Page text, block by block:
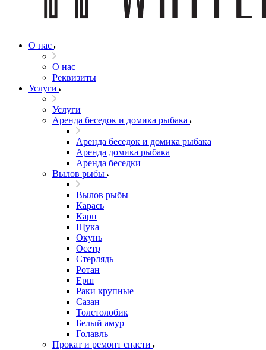
О нас
О нас
Реквизиты
Услуги
Услуги
Аренда беседок и домика рыбака
Аренда беседок и домика рыбака
Аренда домика рыбака
Аренда беседки
Вылов рыбы
Вылов рыбы
Карась
Карп
Щука
Окунь
Осетр
Стерлядь
Ротан
Ерш
Раки крупные
Сазан
Толстолобик
Белый амур
Голавль
Прокат и ремонт снасти